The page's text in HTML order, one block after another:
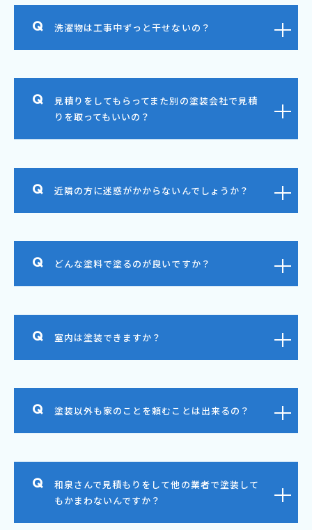
洗濯物は工事中ずっと干せないの？
見積りをしてもらってまた別の塗装会社で見積
りを取ってもいいの？
近隣の方に迷惑がかからないんでしょうか？
どんな塗料で塗るのが良いですか？
室内は塗装できますか？
塗装以外も家のことを頼むことは出来るの？
和泉さんで見積もりをして他の業者で塗装して
もかまわないんですか？